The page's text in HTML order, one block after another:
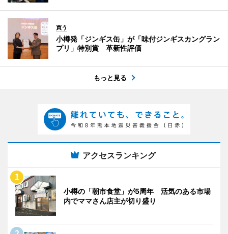
買う
小樽発「ジンギス缶」が「味付ジンギスカングラン
プリ」特別賞 革新性評価
もっと見る
アクセスランキング
小樽の「朝市食堂」が5周年 活気のある市場
内でママさん店主が切り盛り